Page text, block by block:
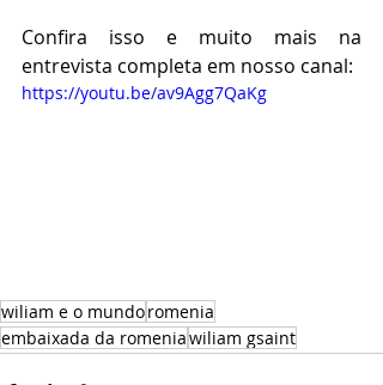
Confira isso e muito mais na
entrevista completa em nosso canal:
https://youtu.be/av9Agg7QaKg
wiliam e o mundoromenia
embaixada da romeniawiliam gsaint